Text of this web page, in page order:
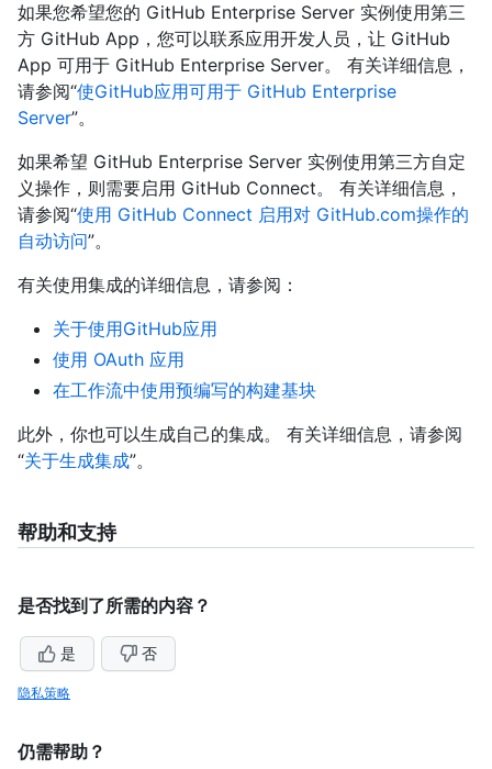
如果您希望您的 GitHub Enterprise Server 实例使用第三
方 GitHub App，您可以联系应用开发人员，让 GitHub
App 可用于 GitHub Enterprise Server。 有关详细信息，
请参阅“使GitHub应用可用于 GitHub Enterprise
Server”。
如果希望 GitHub Enterprise Server 实例使用第三方自定
义操作，则需要启用 GitHub Connect。 有关详细信息，
请参阅“使用 GitHub Connect 启用对 GitHub.com操作的
自动访问”。
有关使用集成的详细信息，请参阅：
关于使用GitHub应用
使用 OAuth 应用
在工作流中使用预编写的构建基块
此外，你也可以生成自己的集成。 有关详细信息，请参阅
“关于生成集成”。
帮助和支持
是否找到了所需的内容？
是 否
隐私策略
仍需帮助？